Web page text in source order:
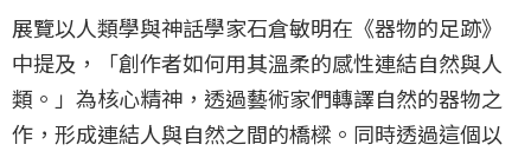
展覽以人類學與神話學家石倉敏明在《器物的足跡》
中提及，「創作者如何用其溫柔的感性連結自然與人
類。」為核心精神，透過藝術家們轉譯自然的器物之
作，形成連結人與自然之間的橋樑。同時透過這個以